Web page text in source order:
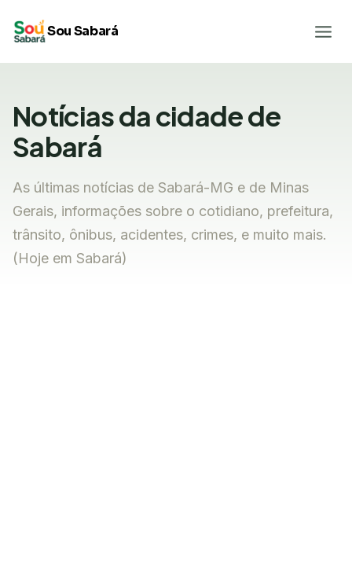
para
Sou Sabará
Notícias da cidade de
Sabará
As últimas notícias de Sabará-MG e de Minas
Gerais, informações sobre o cotidiano, prefeitura,
trânsito, ônibus, acidentes, crimes, e muito mais.
(Hoje em Sabará)